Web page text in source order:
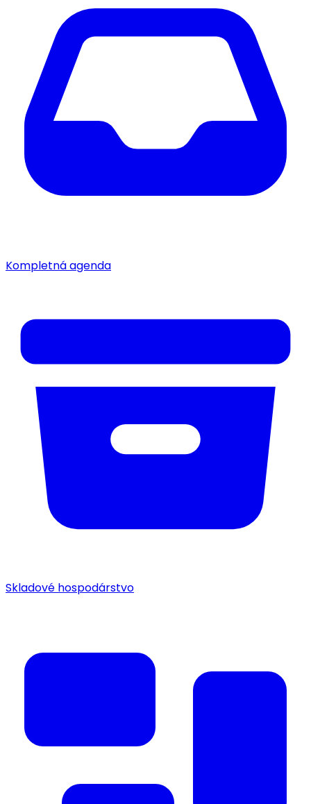
Kompletná agenda
Skladové hospodárstvo